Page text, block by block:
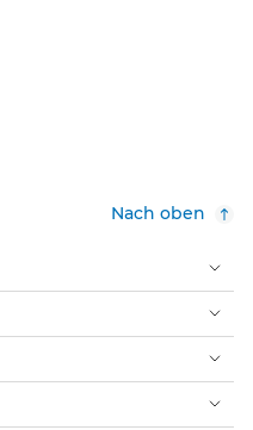
Nach oben